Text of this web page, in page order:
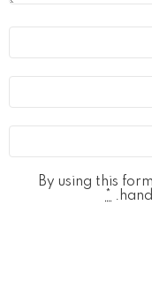
By using this